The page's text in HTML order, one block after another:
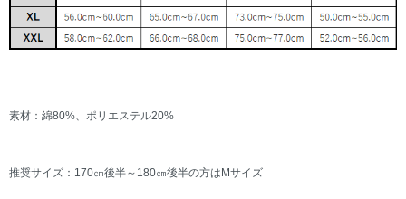
素材：綿80%、ポリエステル20%
推奨サイズ：170㎝後半～180㎝後半の方はMサイズ